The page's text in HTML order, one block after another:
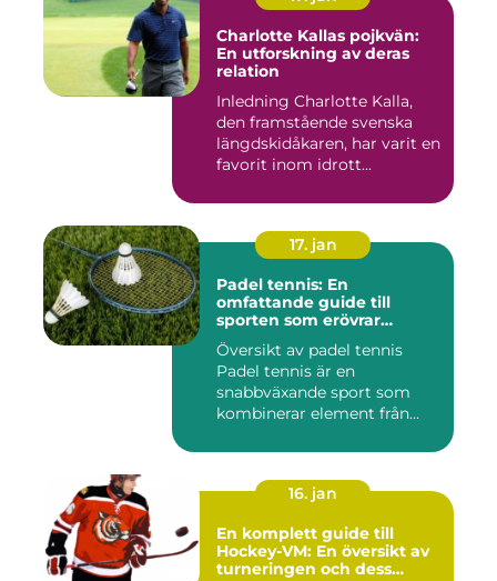
Charlotte Kallas pojkvän:
En utforskning av deras
relation
Inledning Charlotte Kalla,
den framstående svenska
längdskidåkaren, har varit en
favorit inom idrott...
17. jan
Padel tennis: En
omfattande guide till
sporten som erövrar
världen
Översikt av padel tennis
Padel tennis är en
snabbväxande sport som
kombinerar element från
16. jan
En komplett guide till
Hockey-VM: En översikt av
turneringen och dess